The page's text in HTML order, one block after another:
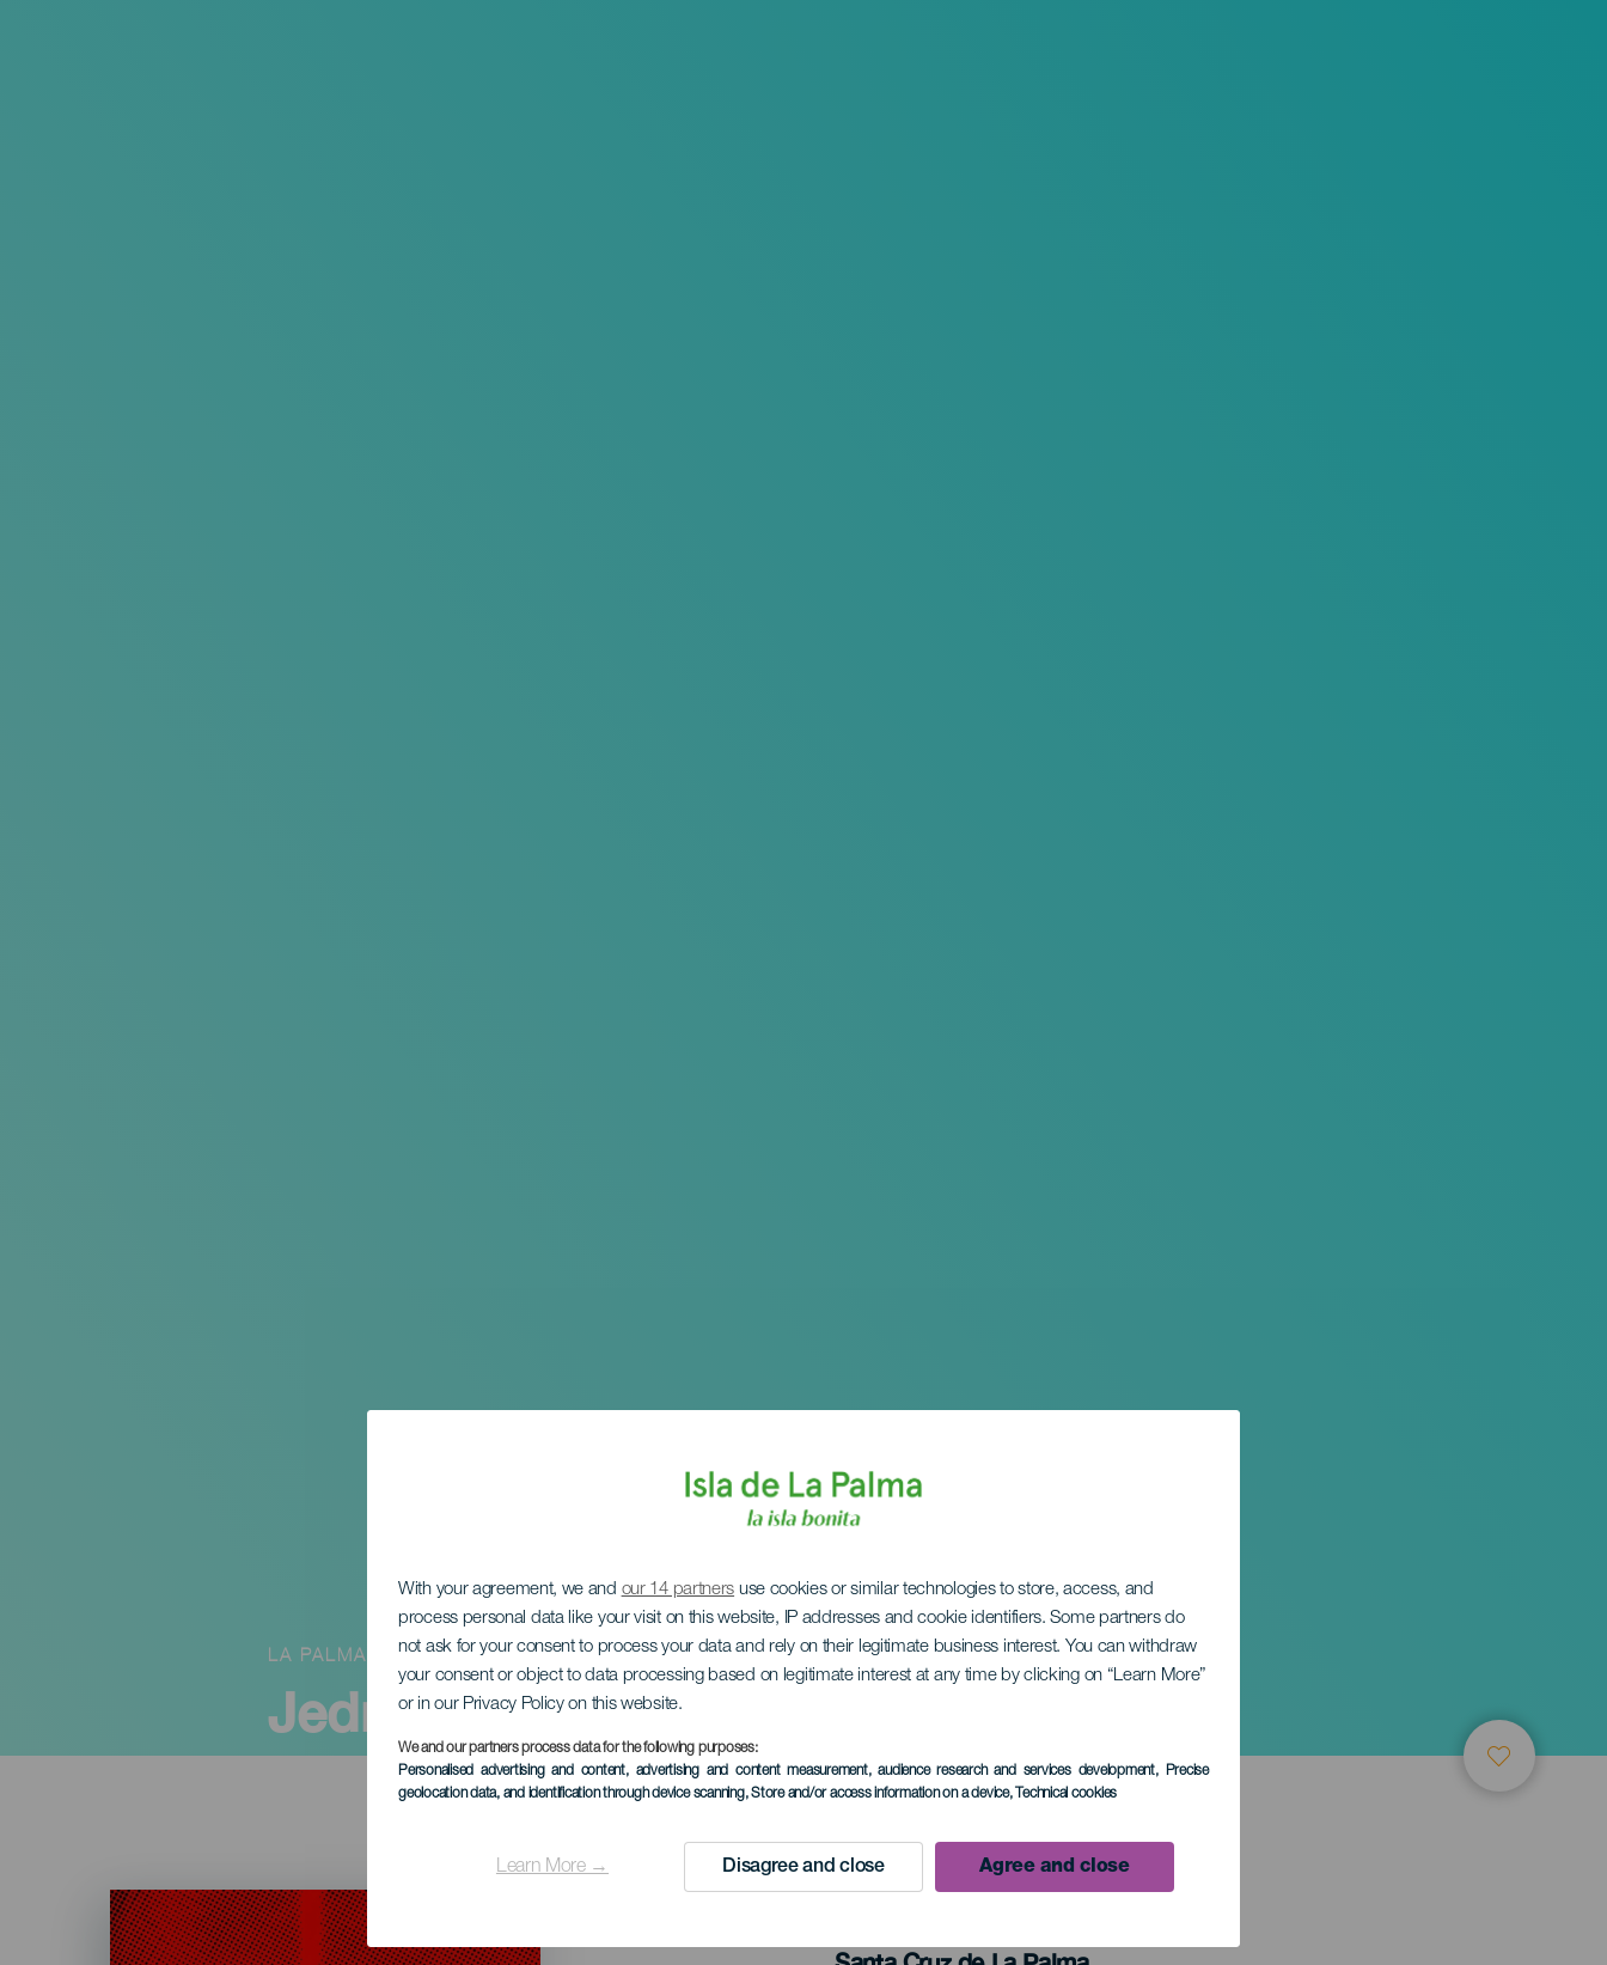
With your agreement, we and our 14 partners use cookies or similar technologies to store, access, and
process personal data like your visit on this website, IP addresses and cookie identifiers. Some partners do
not ask for your consent to process your data and rely on their legitimate business interest. You can withdraw
your consent or object to data processing based on legitimate interest at any time by clicking on “Learn More”
or in our Privacy Policy on this website.
We and our partners process data for the following purposes:
Personalised advertising and content, advertising and content measurement, audience research and services development, Precise
geolocation data, and identification through device scanning, Store and/or access information on a device, Technical cookies
Learn More → Disagree and close Agree and close
Jednooka kobieta
LA PALMA
Imagen
Listado
MINIONE WYDARZENIA